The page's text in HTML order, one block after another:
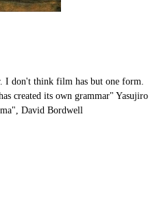
I don't think film has but one form.
created its own grammar" Yasujiro
David Bordwell